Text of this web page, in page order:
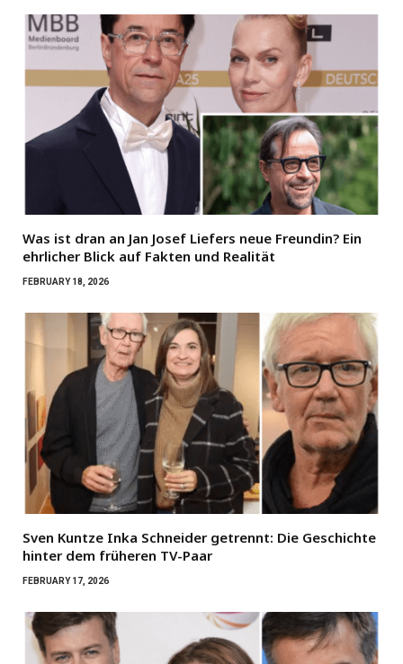
Was ist dran an Jan Josef Liefers neue Freundin? Ein
ehrlicher Blick auf Fakten und Realität
FEBRUARY 18, 2026
Sven Kuntze Inka Schneider getrennt: Die Geschichte
hinter dem früheren TV-Paar
FEBRUARY 17, 2026